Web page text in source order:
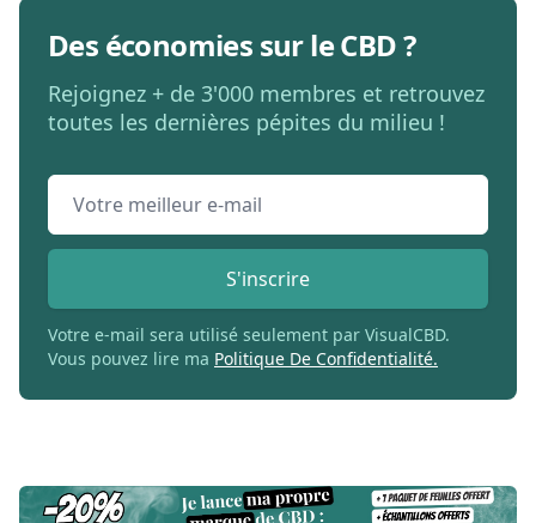
Des économies sur le CBD ?
Rejoignez + de 3'000 membres et retrouvez
toutes les dernières pépites du milieu !
Email address
S'inscrire
Votre e-mail sera utilisé seulement par VisualCBD.
Vous pouvez lire ma Politique De Confidentialité.